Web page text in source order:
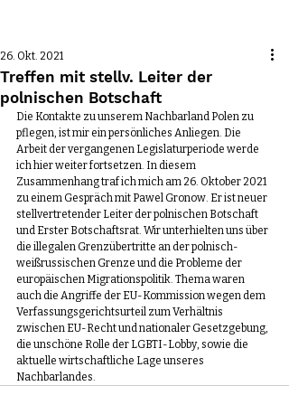
Treffen mit stellv. Leiter der
polnischen Botschaft
26. Okt. 2021
Die Kontakte zu unserem Nachbarland Polen zu
pflegen, ist mir ein persönliches Anliegen. Die
Arbeit der vergangenen Legislaturperiode werde
ich hier weiter fortsetzen. In diesem
Zusammenhang traf ich mich am 26. Oktober 2021
zu einem Gespräch mit Pawel Gronow. Er ist neuer
stellvertretender Leiter der polnischen Botschaft
und Erster Botschaftsrat. Wir unterhielten uns über
die illegalen Grenzübertritte an der polnisch-
weißrussischen Grenze und die Probleme der
europäischen Migrationspolitik. Thema waren
auch die Angriffe der EU-Kommission wegen dem
Verfassungsgerichtsurteil zum Verhältnis
zwischen EU-Recht und nationaler Gesetzgebung,
die unschöne Rolle der LGBTI-Lobby, sowie die
aktuelle wirtschaftliche Lage unseres
Nachbarlandes.